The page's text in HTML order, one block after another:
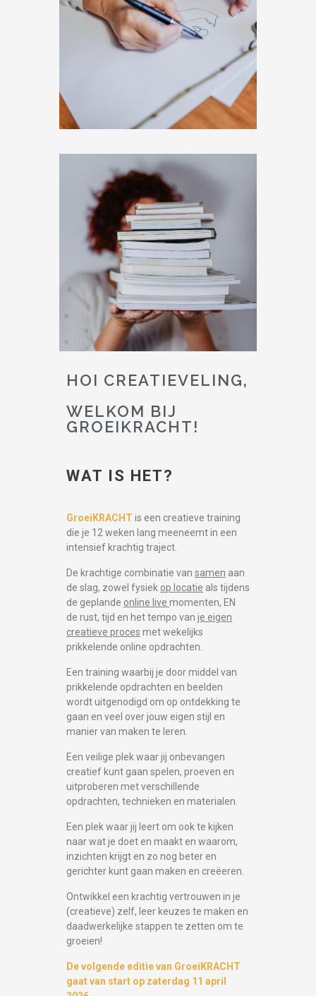
HOI CREATIEVELING,
WELKOM BIJ
GROEIKRACHT!
WAT IS HET?
GroeiKRACHT is een creatieve training
die je 12 weken lang meeneemt in een
intensief krachtig traject.
De krachtige combinatie van samen aan
de slag, zowel fysiek op locatie als tijdens
de geplande online live momenten, EN
de rust, tijd en het tempo van je eigen
creatieve proces met wekelijks
prikkelende online opdrachten.
Een training waarbij je door middel van
prikkelende opdrachten en beelden
wordt uitgenodigd om op ontdekking te
gaan en veel over jouw eigen stijl en
manier van maken te leren.
Een veilige plek waar jij onbevangen
creatief kunt gaan spelen, proeven en
uitproberen met verschillende
opdrachten, technieken en materialen.
Een plek waar jij leert om ook te kijken
naar wat je doet en maakt en waarom,
inzichten krijgt en zo nog beter en
gerichter kunt gaan maken en creëeren.
Ontwikkel een krachtig vertrouwen in je
(creatieve) zelf, leer keuzes te maken en
daadwerkelijke stappen te zetten om te
groeien!
De volgende editie van GroeiKRACHT
gaat van start op zaterdag 11 april